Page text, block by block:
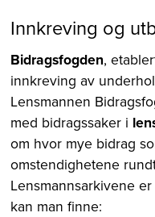
Innkreving og
Bidragsfogden,
innkreving av
Lensmannen
med bidragssaker i
om hvor mye bidrag
omstendighetene
Lensmannsarkivene
kan man finne: